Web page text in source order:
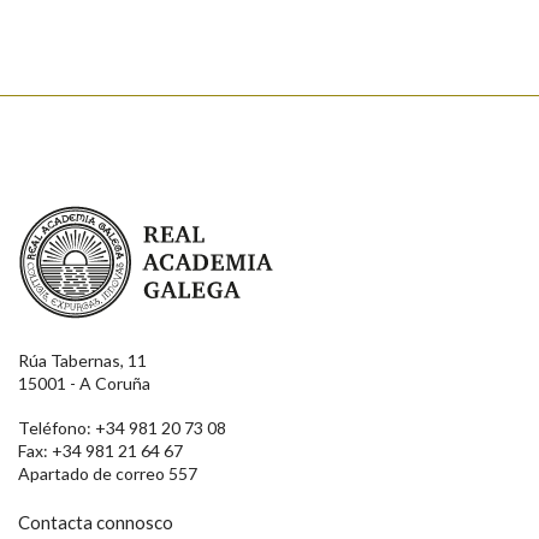
Real Academia Galega
Rúa Tabernas, 11
15001 - A Coruña
Teléfono: +34 981 20 73 08
Fax: +34 981 21 64 67
Apartado de correo 557
Contacta connosco